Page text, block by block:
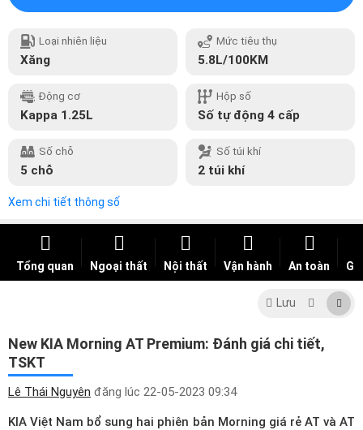
Loại nhiên liệu
Xăng
Mức tiêu thụ
5.8L/100KM
Động cơ
Kappa 1.25L
Hộp số
Số tự động 4 cấp
Số chỗ
5 chỗ
Số túi khí
2 túi khí
Xem chi tiết thông số
Tổng quan Ngoại thất Nội thất Vận hành An toàn
Lưu
New KIA Morning AT Premium: Đánh giá chi tiết,
TSKT
Lê Thái Nguyên đăng lúc 22-05-2023 09:34
KIA Việt Nam bổ sung hai phiên bản Morning giá rẻ AT và AT